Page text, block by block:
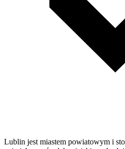
Lublin jest miastem powiatowym i